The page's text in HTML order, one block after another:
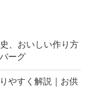
、おいしい作り方
ーグ
やすく解説｜お供